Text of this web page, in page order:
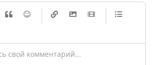
-
-
-
-
-